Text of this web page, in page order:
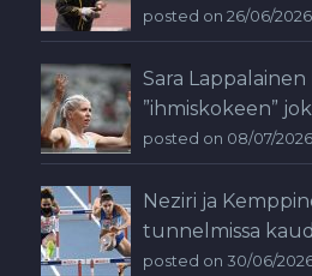
posted on 26/06/2026
Sara
”ihmiskokeen”
posted on 08/07/2026
Neziri ja
tunnelmissa
posted on 30/06/